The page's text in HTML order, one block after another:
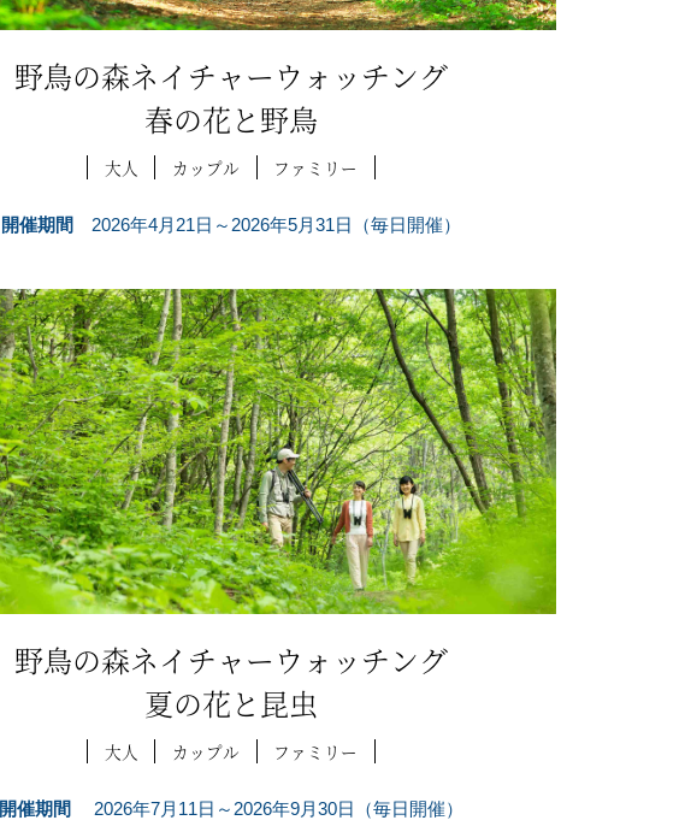
野鳥の森ネイチャーウォッチング
春の花と野鳥
大人 カップル ファミリー
開催期間 2026年4月21日～2026年5月31日（毎日開催）
野鳥の森ネイチャーウォッチング
夏の花と昆虫
大人 カップル ファミリー
開催期間 2026年7月11日～2026年9月30日（毎日開催）